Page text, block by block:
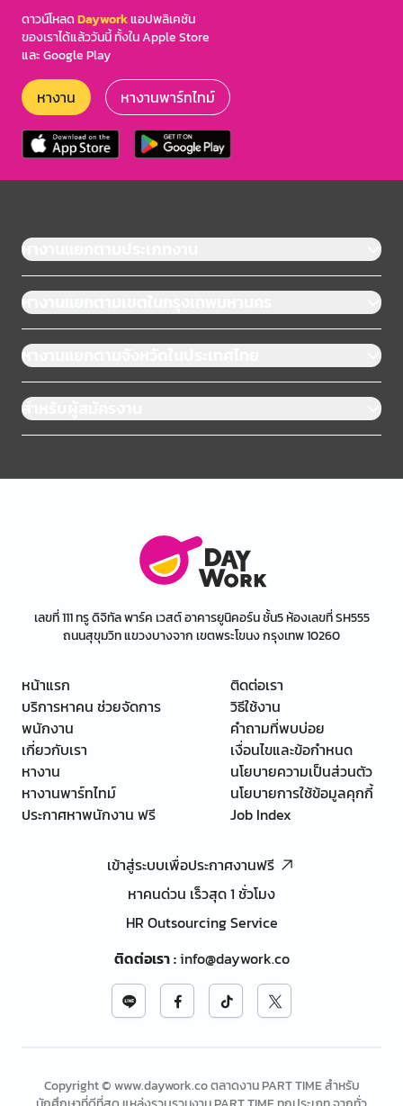
ดาวน์โหลดDayworkแอปพลิเคชัน
ของเราได้แล้ววันนี้ ทั้งใน Apple Store
และ Google Play
หางาน หางานพาร์ทไทม์
หางานแยกตามประเภทงาน
หางานแยกตามเขตในกรุงเทพมหานคร
หางานแยกตามจังหวัดในประเทศไทย
สำหรับผู้สมัครงาน
เลขที่ 111 ทรู ดิจิทัล พาร์ค เวสต์ อาคารยูนิคอร์น ชั้น5 ห้องเลขที่ SH555
ถนนสุขุมวิท แขวงบางจาก เขตพระโขนง กรุงเทพ 10260
หน้าแรก
บริการหาคน ช่วยจัดการ
พนักงาน
เกี่ยวกับเรา
หางาน
หางานพาร์ทไทม์
ประกาศหาพนักงาน ฟรี
ติดต่อเรา
วิธีใช้งาน
คำถามที่พบบ่อย
เงื่อนไขและข้อกำหนด
นโยบายความเป็นส่วนตัว
นโยบายการใช้ข้อมูลคุกกี้
Job Index
เข้าสู่ระบบเพื่อประกาศงานฟรี
หาคนด่วน เร็วสุด 1 ชั่วโมง
HR Outsourcing Service
ติดต่อเรา:info@daywork.co
Copyright © www.daywork.co ตลาดงาน PART TIME สำหรับ